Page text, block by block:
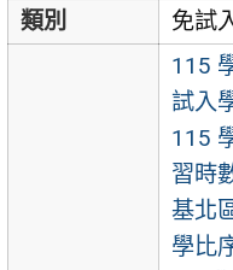
類別 免試
115
試入
115
習時
基北
學比